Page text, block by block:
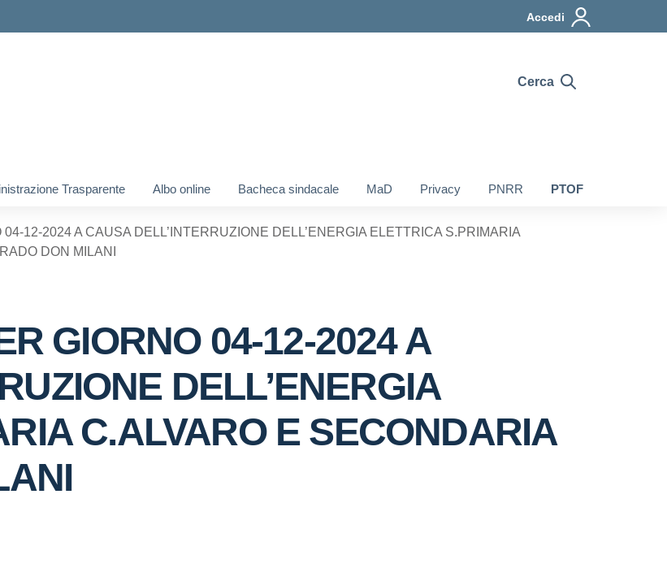
Accedi
Cerca
Trasparente Albo online Bacheca sindacale MaD Privacy PNRR PTOF
12-2024 A CAUSA DELL’INTERRUZIONE DELL’ENERGIA ELETTRICA S.PRIMARIA
DON MILANI
GIORNO 04-12-2024 A
DELL’ENERGIA
C.ALVARO E SECONDARIA